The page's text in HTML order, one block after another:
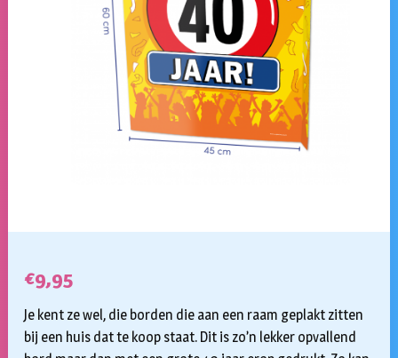
€9,95
Je kent ze wel, die borden die aan een raam geplakt zitten
bij een huis dat te koop staat. Dit is zo’n lekker opvallend